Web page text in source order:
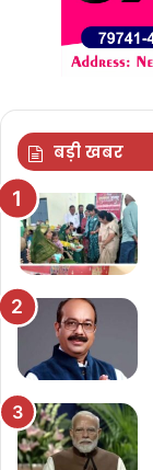
बड़ी खबर